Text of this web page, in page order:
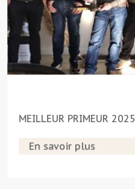
MEILLEUR PRIMEUR 2025
En savoir plus